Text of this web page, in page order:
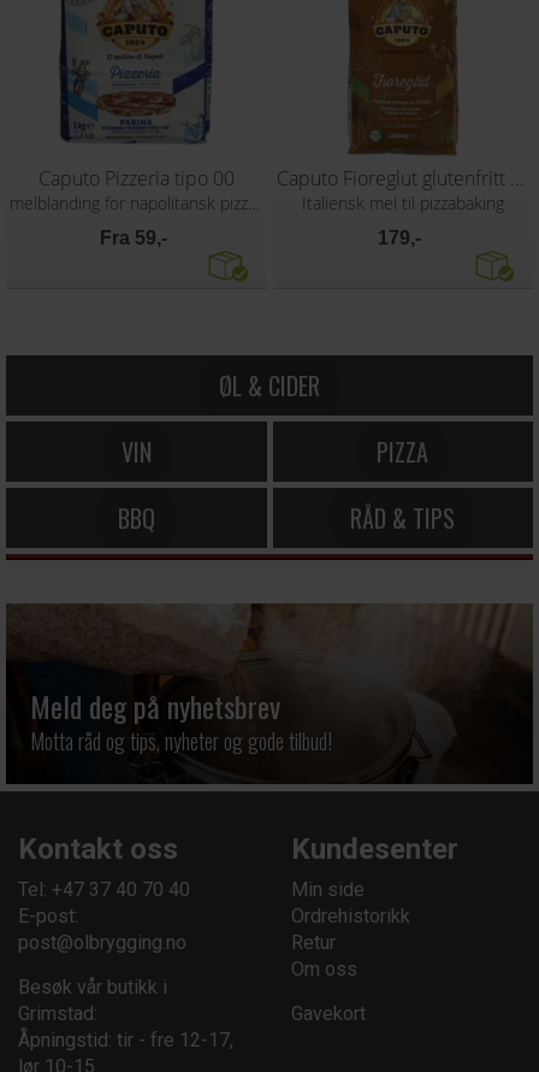
Caputo Pizzeria tipo 00
Fra 59,-
Caputo Fioreglut glutenfritt mel 1 kg
Italiensk mel til pizzabaking
179,-
ØL & CIDER
VIN
PIZZA
BBQ
RÅD & TIPS
Meld deg på nyhetsbrev
Motta råd og tips, nyheter og gode tilbud!
Kontakt oss
Tel: +47 37 40 70 40
E-post:
post@olbrygging.no
Besøk vår butikk i
Grimstad:
Åpningstid: tir - fre 12-17,
lør 10-15
Kundesenter
Min side
Ordrehistorikk
Retur
Om oss
Gavekort